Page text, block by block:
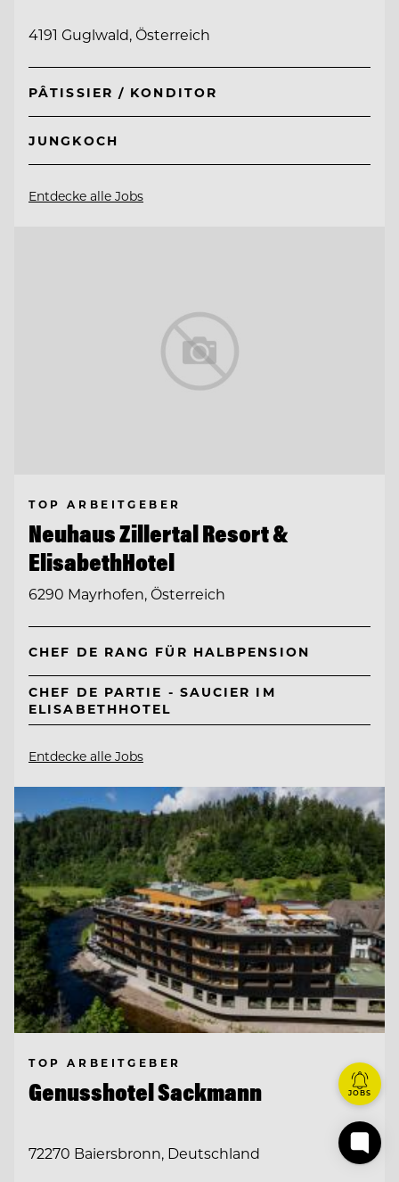
4191 Guglwald, Österreich
PÂTISSIER / KONDITOR
JUNGKOCH
Entdecke alle Jobs
TOP ARBEITGEBER
Neuhaus Zillertal Resort &
ElisabethHotel
6290 Mayrhofen, Österreich
CHEF DE RANG FÜR HALBPENSION
CHEF DE PARTIE - SAUCIER IM
ELISABETHHOTEL
Entdecke alle Jobs
TOP ARBEITGEBER
Genusshotel Sackmann
72270 Baiersbronn, Deutschland
JOBS